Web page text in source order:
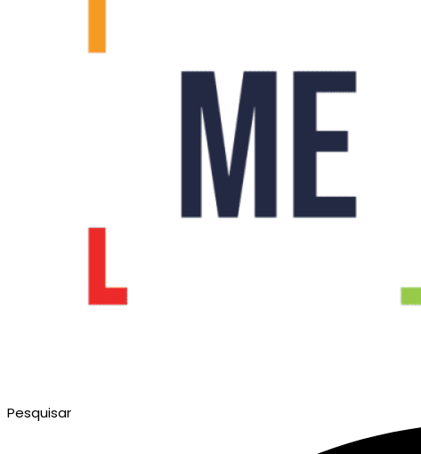
Pesquisar